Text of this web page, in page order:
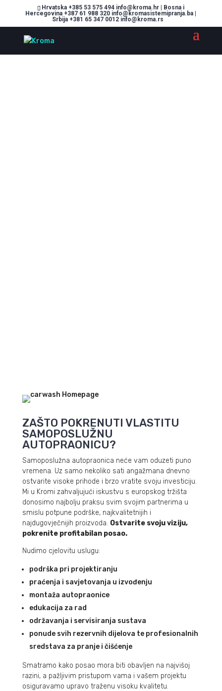
Hrvatska +385 53 575 494 info@kroma.hr | Bosna i
Hercegovina +387 61 988 320 info@kromasistemipranja.ba |
Srbija +381 65 347 0012 info@kroma.rs
ZAŠTO POKRENUTI VLASTITU
SAMOPOSLUŽNU
AUTOPRAONICU?
Samoposlužna autopraonica neće vam oduzeti puno
vremena. Uz samo nekoliko sati angažmana dnevno
ostvarite visoke prihode i brzo vratite svoju investiciju.
Mi u Kromi zahvaljujući iskustvu s europskog tržišta
donosimo najbolju praksu svim svojim partnerima u
smislu potpune podrške, najkvalitetnijih i
najdugovječnijih proizvoda. Ostvarite svoju viziju,
pokrenite profitabilan posao.
Nudimo cjelovitu uslugu:
podrška pri projektiranju
praćenja i savjetovanja u izvođenju
montaža autopraonice
edukacija za rad
održavanja i servisiranja sustava
ponude svih rezervnih dijelova te profesionalnih
sredstava za pranje i čišćenje
Smatramo kako posao mora biti obavljen na najvišoj
razini, a pažljivim pristupom vama i vašem projektu
osiguravamo upravo traženu visoku kvalitetu.